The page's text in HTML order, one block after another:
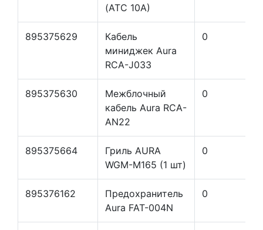
(ATC 10A)
895375629
Кабель
миниджек Aura
RCA-J033
0
895375630
Межблочный
кабель Aura RCA-
AN22
0
895375664
Гриль AURA
WGM-M165 (1 шт)
0
895376162
Предохранитель
Aura FAT-004N
0